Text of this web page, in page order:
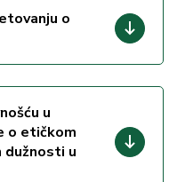
o
u
o etičkom
u